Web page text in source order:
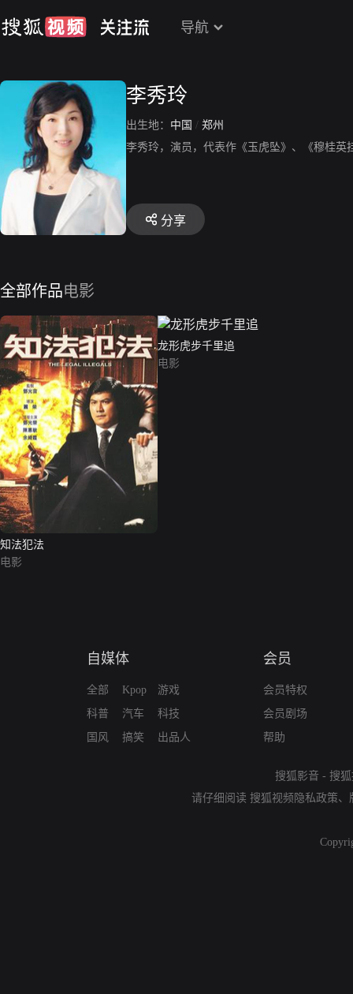
导航
李秀玲
出生地： 中国 / 郑州
李秀玲，演员，代表作《玉虎坠》、《穆桂英
分享
全部作品电影
知法犯法
电影
龙形虎步千里追
电影
自媒体
全部
科普
国风
Kpop
汽车
搞笑
游戏
科技
出品人
会员
会员特权
会员剧场
帮助
搜狐影音 - 搜
请仔细阅读 搜狐视频隐私政策、